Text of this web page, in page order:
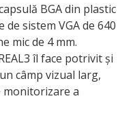
BGA din plastic
sistem VGA de 640
mic de 4 mm.
îl face potrivit și
câmp vizual larg,
monitorizare a